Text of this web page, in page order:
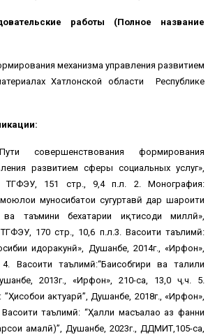
работы (Полное название
механизма управления развитием
Хатлонской области Республике
совершенствования формирования
развитием сферы социальных услуг»,
ТГФЭУ, 151 стр., 9,4 п.л. 2. Монография:
муносибатҳои сугуртавӣ дар шароити
таъмини бехатарии иқтисоди миллӣ»,
170 стр., 10,6 п.л.3. Васоити таълимӣ:
идоракунӣ», Душанбе, 2014г., «Ирфон»,
Васоити таълимӣ:“Баҳисобгири ва таҳлили
2013г., «Ирфон», 210-саҳ, 13,0 ҷ.ч. 5.
актуарӣ”, Душанбе, 2018г., «Ирфон»,
Васоити таълимӣ: “Ҳалли масъалаҳо аз фанни
амалӣ)”, Душанбе, 2023г., ДДМИТ,105-саҳ,